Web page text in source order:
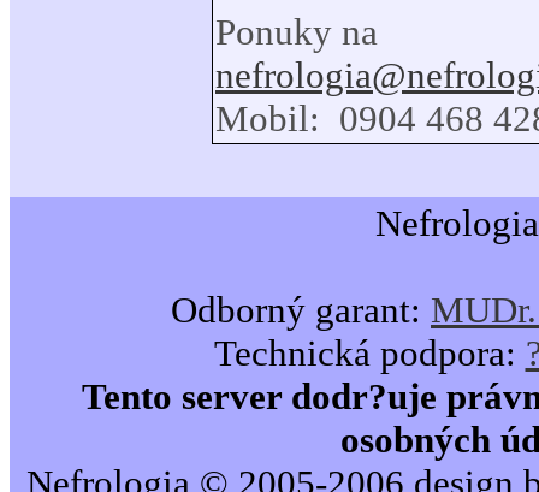
Ponuky na
Mobil: 0904 468
Odborný garant:
Technická podpora:
Tento server dodr?uje
osobných
Nefrologia © 2005-2006 design